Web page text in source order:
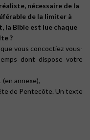
nécessaire de la
de la limiter à
la Bible est lue chaque
?
vous concoctiez vous-
dont dispose votre
annexe),
de Pentecôte. Un texte